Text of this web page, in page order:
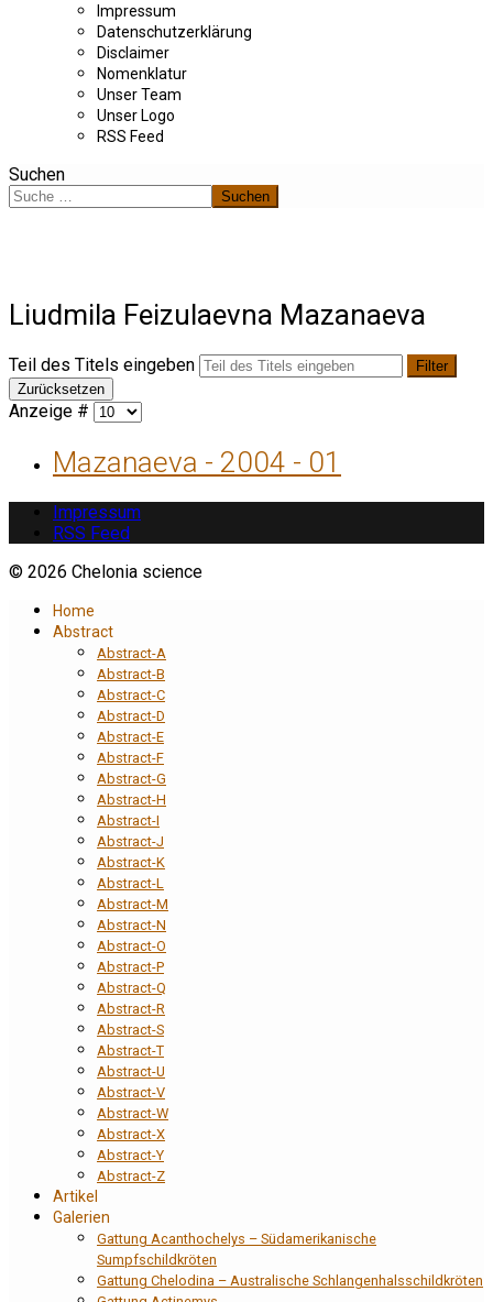
Impressum
Datenschutzerklärung
Disclaimer
Nomenklatur
Unser Team
Unser Logo
RSS Feed
Suchen
Suchen
Liudmila Feizulaevna Mazanaeva
Teil des Titels eingeben
Filter
Zurücksetzen
Anzeige #
Mazanaeva - 2004 - 01
Impressum
RSS Feed
© 2026 Chelonia science
Home
Abstract
Abstract-A
Abstract-B
Abstract-C
Abstract-D
Abstract-E
Abstract-F
Abstract-G
Abstract-H
Abstract-I
Abstract-J
Abstract-K
Abstract-L
Abstract-M
Abstract-N
Abstract-O
Abstract-P
Abstract-Q
Abstract-R
Abstract-S
Abstract-T
Abstract-U
Abstract-V
Abstract-W
Abstract-X
Abstract-Y
Abstract-Z
Artikel
Galerien
Gattung Acanthochelys – Südamerikanische
Sumpfschildkröten
Gattung Chelodina – Australische Schlangenhalsschildkröten